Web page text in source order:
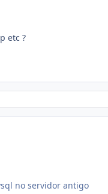
etc ?
no servidor antigo